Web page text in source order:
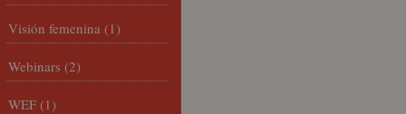
Visión femenina (1)
Webinars (2)
WEF (1)